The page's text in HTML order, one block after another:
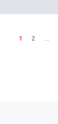
1 2 ...